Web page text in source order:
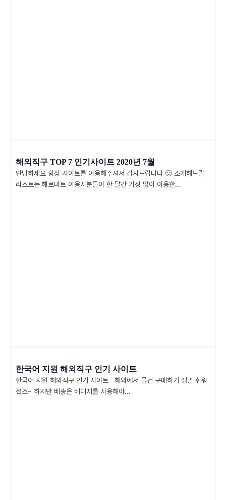
해외직구 TOP 7 인기사이트 2020년 7월
안녕하세요 항상 사이트를 이용해주셔서 감사드립니다 🙂 소개해드릴
리스트는 헤르마트 이용자분들이 한 달간 가장 많이 이용한...
한국어 지원 해외직구 인기 사이트
한국어 지원 해외직구 인기 사이트 해외에서 물건 구매하기 정말 쉬워
졌죠~ 하지만 배송은 배대지를 사용해야...